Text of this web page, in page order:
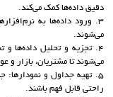
دقیق داده‌ها کمک می‌کند.
می‌شوند.
4. تجزیه و تحلیل داده‌ها و
می‌شوند تا مشتریان، بازار
5. تهیه جداول و نمودارها:
راحتی قابل فهم باشند.